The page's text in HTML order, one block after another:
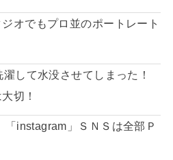
オでもプロ並のポートレート
して水没させてしまった！
切！
「instagram」ＳＮＳは全部Ｐ